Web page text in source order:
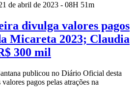
de abril de 2023 - 08H 51m
divulga valores pagos
Micareta 2023; Claudia
300 mil
publicou no Diário Oficial desta
pagos pelas atrações na